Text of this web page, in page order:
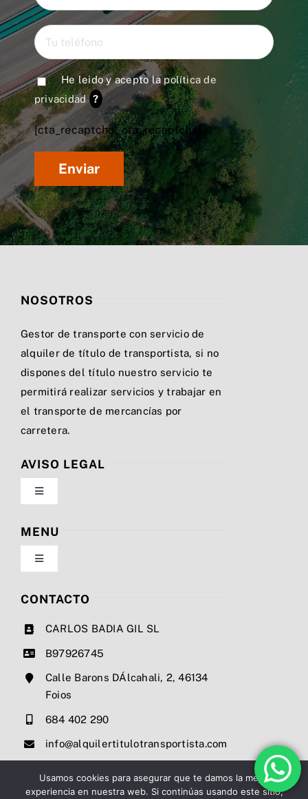
He leido y acepto lapolítica de
privacidad ?
[cta_recaptcha* cta_recaptcha]
NOSOTROS
Gestor de transporte con servicio de
alquiler de título de transportista, si no
dispones del título nuestro servicio te
permitirá realizar servicios y trabajar en
el transporte de mercancías por
carretera.
AVISO LEGAL
Toggle
Navigation
Política de privacidad
Condiciones de uso
MENU
Toggle
Navigation
Nosotros
Precios
Contacto
CONTACTO
CARLOS BADIA GIL SL
B97926745
Calle Barons DÁlcahali, 2, 46134
Foios
684 402 290
info@alquilertitulotransportista.com
Usamos cookies para asegurar que te damos la mejor
experiencia en nuestra web. Si continúas usando este sitio,